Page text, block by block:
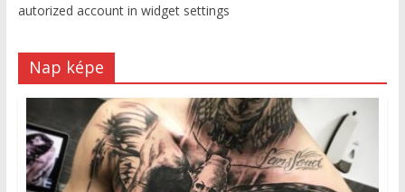
autorized account in widget settings
Nap képe